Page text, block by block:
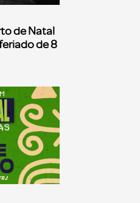
de Natal
de 8